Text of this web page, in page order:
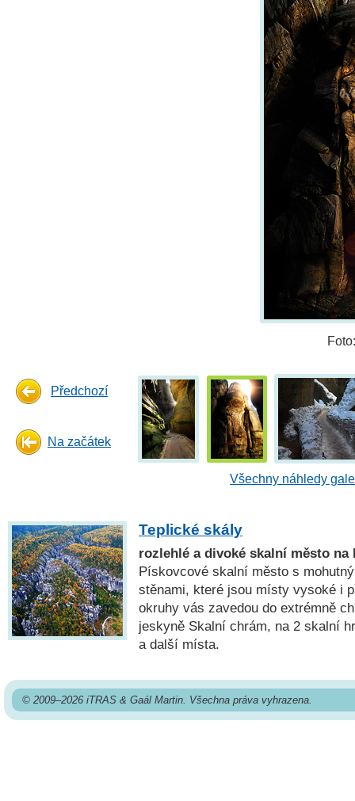
Předchozí
Na začátek
Všechny náhledy
Teplické skály
rozlehlé a divoké skalní město na
Pískovcové skalní město s
stěnami, které jsou místy vysoké i
okruhy vás zavedou do extrémně
jeskyně Skalní chrám, na 2 skalní
a další místa.
© 2009–2026 iTRAS & Gaál Martin. Všechna práva vyhrazena.